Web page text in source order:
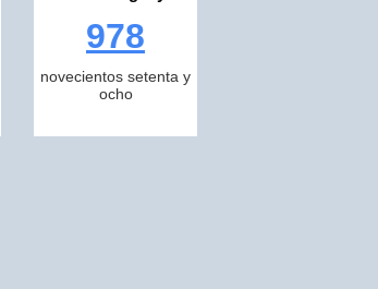
978
novecientos setenta y
ocho